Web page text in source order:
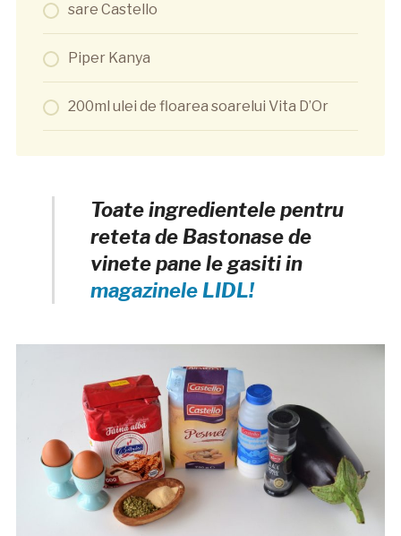
sare Castello
Piper Kanya
200ml ulei de floarea soarelui Vita D’Or
Toate ingredientele pentru
reteta de Bastonase de
vinete pane le gasiti in
magazinele LIDL!